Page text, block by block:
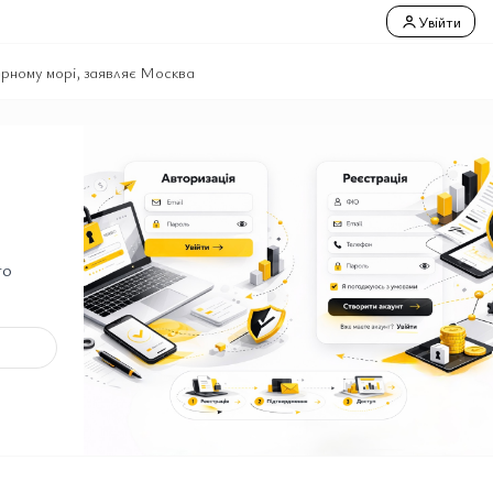
Увійти
морі, заявляє Москва